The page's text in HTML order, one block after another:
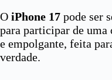
O iPhone 17 pode ser
para participar de uma
e empolgante, feita
verdade.